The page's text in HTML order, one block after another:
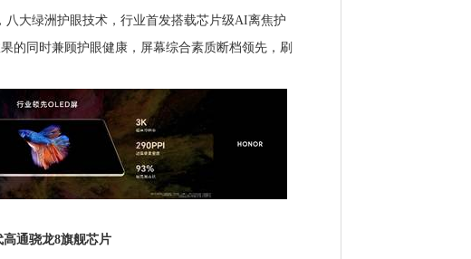
八大绿洲护眼技术，行业首发搭载芯片级AI离焦护
的同时兼顾护眼健康，屏幕综合素质断档领先，刷
通骁龙8旗舰芯片